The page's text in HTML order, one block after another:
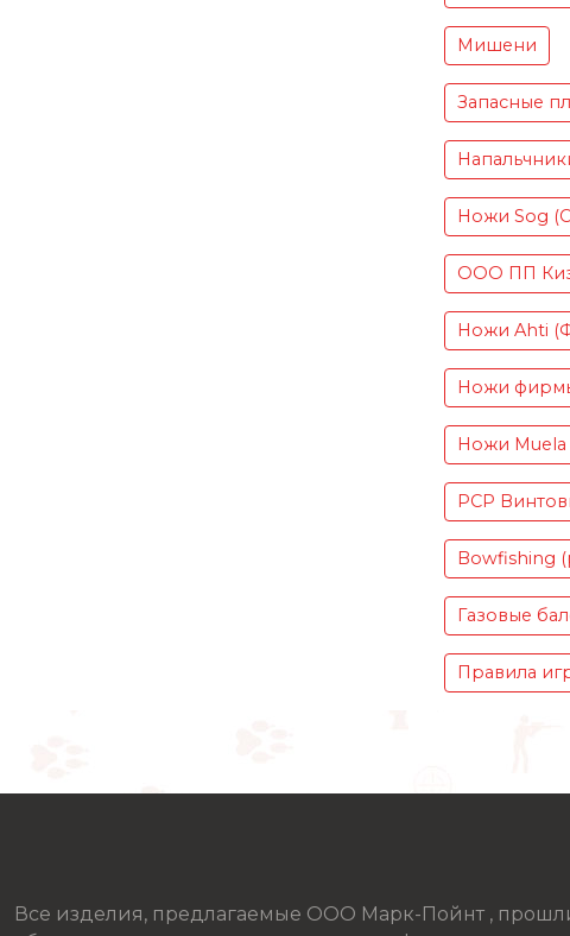
Мишени
Запасные
Ножи Sog
ООО ПП
Ножи Ahti
Ножи
Ножи Muela
PCP
Bowfishing
Газовые
Правила
Все изделия, предлагаемые ООО Марк-Пойнт ,